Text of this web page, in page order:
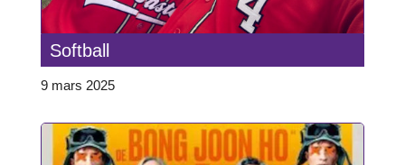
Softball
9 mars 2025